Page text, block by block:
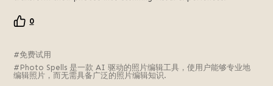
0
免费试用
Photo Spells 是一款 AI 驱动的照片编辑工具，使用户能够专业地
编辑照片，而无需具备广泛的照片编辑知识.